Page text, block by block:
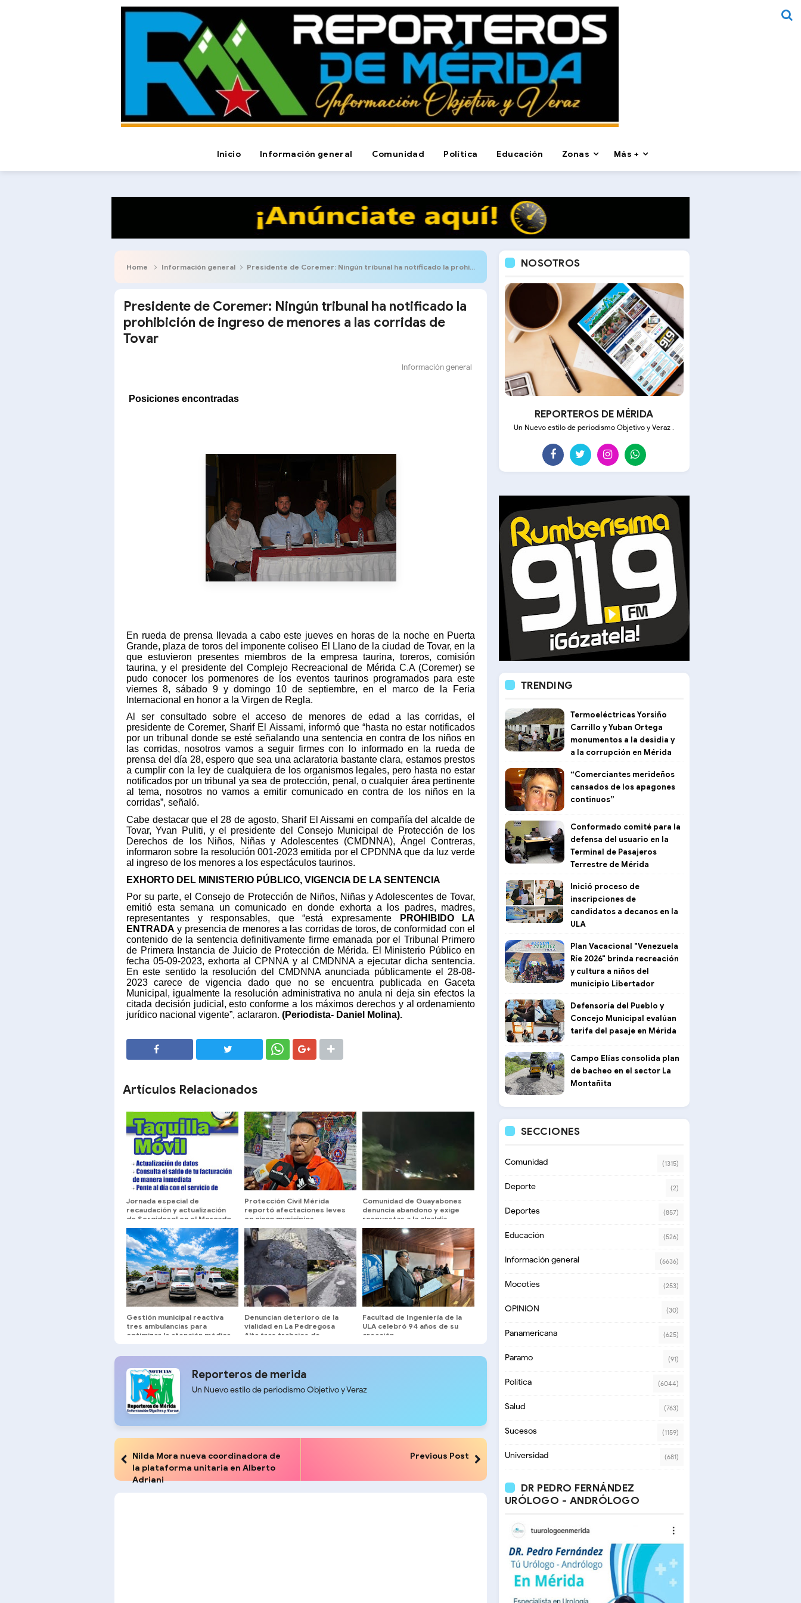
Inicio Información general Comunidad Política Educación Zonas Más +
Home Información general Presidente de Coremer: Ningún tribunal ha notificado la prohibición de ingreso de menores a las corridas de Tovar
Presidente de Coremer: Ningún tribunal ha notificado la
prohibición de ingreso de menores a las corridas de
Tovar
Información general
Posiciones encontradas
En rueda de prensa llevada a cabo este jueves en horas de la noche en Puerta
Grande, plaza de toros del imponente coliseo El Llano de la ciudad de Tovar, en la
que estuvieron presentes miembros de la empresa taurina, toreros, comisión
taurina, y el presidente del Complejo Recreacional de Mérida C.A (Coremer) se
pudo conocer los pormenores de los eventos taurinos programados para este
viernes 8, sábado 9 y domingo 10 de septiembre, en el marco de la Feria
Internacional en honor a la Virgen de Regla.
Al ser consultado sobre el acceso de menores de edad a las corridas, el
presidente de Coremer, Sharif El Aissami, informó que “hasta no estar notificados
por un tribunal donde se esté señalando una sentencia en contra de los niños en
las corridas, nosotros vamos a seguir firmes con lo informado en la rueda de
prensa del día 28, espero que sea una aclaratoria bastante clara, estamos prestos
a cumplir con la ley de cualquiera de los organismos legales, pero hasta no estar
notificados por un tribunal ya sea de protección, penal, o cualquier área pertinente
al tema, nosotros no vamos a emitir comunicado en contra de los niños en la
corridas”, señaló.
Cabe destacar que el 28 de agosto, Sharif El Aissami en compañía del alcalde de
Tovar, Yvan Puliti, y el presidente del Consejo Municipal de Protección de los
Derechos de los Niños, Niñas y Adolescentes (CMDNNA), Ángel Contreras,
informaron sobre la resolución 001-2023 emitida por el CPDNNA que da luz verde
al ingreso de los menores a los espectáculos taurinos.
EXHORTO DEL MINISTERIO PÚBLICO, VIGENCIA DE LA SENTENCIA
Por su parte, el Consejo de Protección de Niños, Niñas y Adolescentes de Tovar,
emitió esta semana un comunicado en donde exhorta a los padres, madres,
representantes y responsables, que “está expresamente
PROHIBIDO LA
ENTRADA y presencia de menores a las corridas de toros, de conformidad con el
contenido de la sentencia definitivamente firme emanada por el Tribunal Primero
de Primera Instancia de Juicio de Protección de Mérida. El Ministerio Público en
fecha 05-09-2023, exhorta al CPNNA y al CMDNNA a ejecutar dicha sentencia.
En este sentido la resolución del CMDNNA anunciada públicamente el 28-08-
2023 carece de vigencia dado que no se encuentra publicada en Gaceta
Municipal, igualmente la resolución administrativa no anula ni deja sin efectos la
citada decisión judicial, esto conforme a los máximos derechos y al ordenamiento
jurídico nacional vigente”, aclararon. (Periodista- Daniel Molina).
Artículos Relacionados
Jornada especial de
recaudación y actualización
de Sergidesol en el Mercado
Periférico hasta este
domingo
Protección Civil Mérida
reportó afectaciones leves
en cinco municipios
Comunidad de Guayabones
denuncia abandono y exige
respuestas a la alcaldía
Gestión municipal reactiva
tres ambulancias para
optimizar la atención médica
Denuncian deterioro de la
vialidad en La Pedregosa
Alta tras trabajos de
Facultad de Ingeniería de la
ULA celebró 94 años de su
creación
Reporteros de merida
Un Nuevo estilo de periodismo Objetivo y Veraz
Nilda Mora nueva coordinadora de
la plataforma unitaria en Alberto
Adriani
Previous Post
NOSOTROS
REPORTEROS DE MÉRIDA
Un Nuevo estilo de periodismo Objetivo y Veraz .
TRENDING
Termoeléctricas Yorsiño
Carrillo y Yuban Ortega
monumentos a la desidia y
a la corrupción en Mérida
“Comerciantes merideños
cansados de los apagones
continuos”
Conformado comité para la
defensa del usuario en la
Terminal de Pasajeros
Terrestre de Mérida
Inició proceso de
inscripciones de
candidatos a decanos en la
ULA
Plan Vacacional "Venezuela
Ríe 2026" brinda recreación
y cultura a niños del
municipio Libertador
Defensoría del Pueblo y
Concejo Municipal evalúan
tarifa del pasaje en Mérida
Campo Elías consolida plan
de bacheo en el sector La
Montañita
SECCIONES
Comunidad (1315)
Deporte (2)
Deportes (857)
Educación (526)
Información general (6636)
Mocoties (253)
OPINION (30)
Panamericana (625)
Paramo (91)
Política (6044)
Salud (763)
Sucesos (1159)
Universidad (681)
DR PEDRO FERNÁNDEZ
URÓLOGO - ANDRÓLOGO